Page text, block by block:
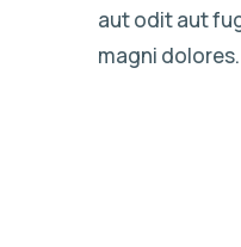
aut odit aut
magni dolores.